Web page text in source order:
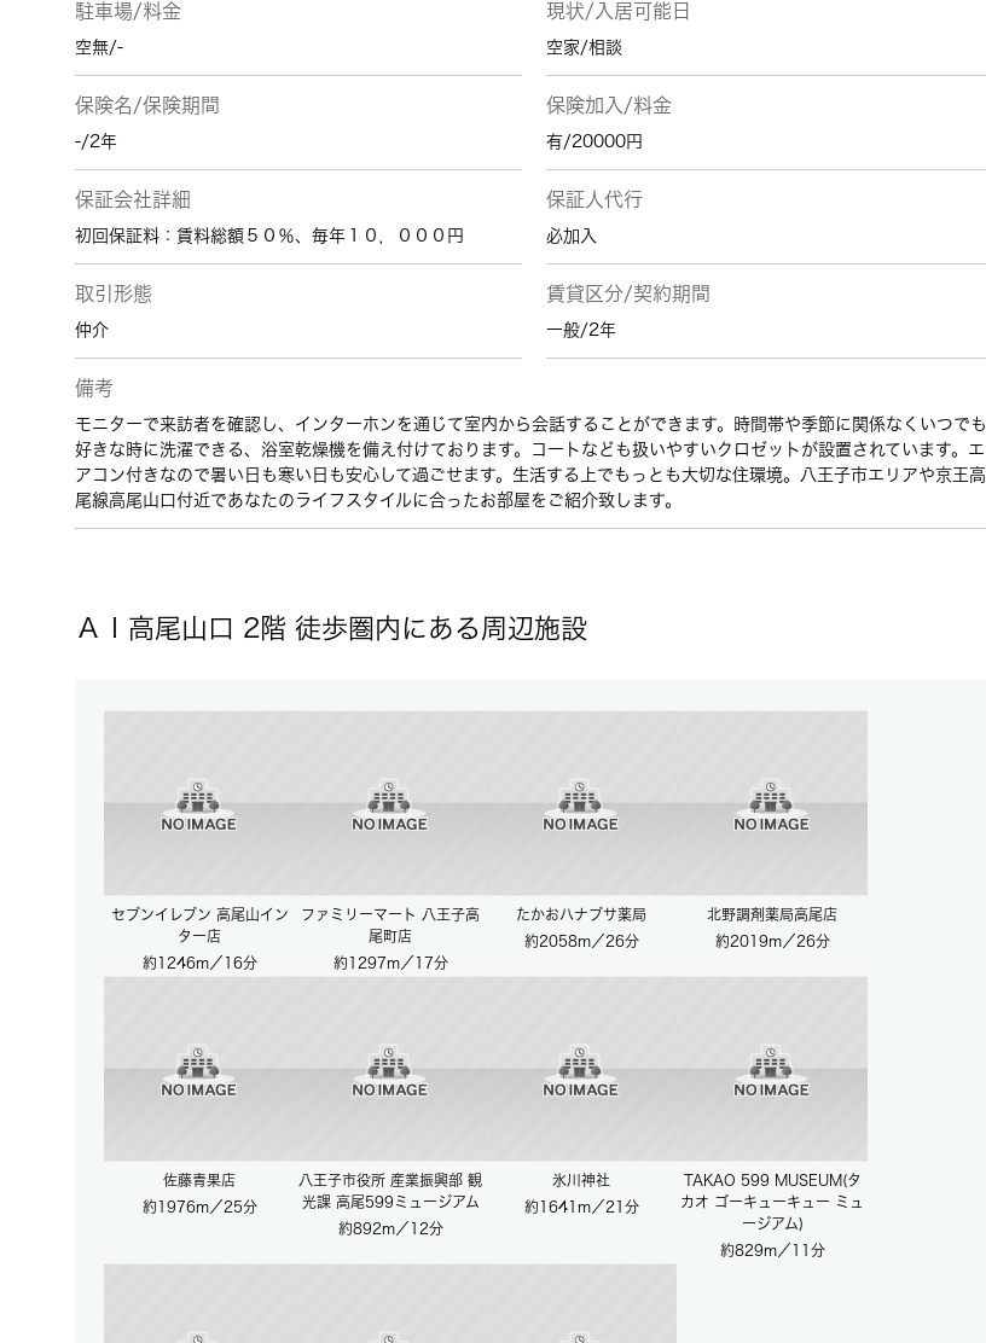
駐車場/料金
空無/-
現状/入居可能日
空家/相談
保険名/保険期間
-/2年
保険加入/料金
有/20000円
保証会社詳細
初回保証料：賃料総額５０％、毎年１０，０００円
保証人代行
必加入
取引形態
仲介
賃貸区分/契約期間
一般/2年
備考
モニターで来訪者を確認し、インターホンを通じて室内から会話することができます。時間帯や季節に関係なくいつでも
好きな時に洗濯できる、浴室乾燥機を備え付けております。コートなども扱いやすいクロゼットが設置されています。エ
アコン付きなので暑い日も寒い日も安心して過ごせます。生活する上でもっとも大切な住環境。八王子市エリアや京王高
尾線高尾山口付近であなたのライフスタイルに合ったお部屋をご紹介致します。
ＡＩ高尾山口 2階 徒歩圏内にある周辺施設
セブンイレブン 高尾山イン
ター店
約1246m／16分
ファミリーマート 八王子高
尾町店
約1297m／17分
たかおハナブサ薬局
約2058m／26分
北野調剤薬局高尾店
約2019m／26分
佐藤青果店
約1976m／25分
八王子市役所 産業振興部 観
光課 高尾599ミュージアム
約892m／12分
氷川神社
約1641m／21分
TAKAO 599 MUSEUM(タ
カオ ゴーキューキュー ミュ
ージアム)
約829m／11分